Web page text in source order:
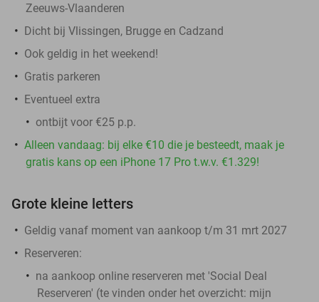
Zeeuws-Vlaanderen
Dicht bij Vlissingen, Brugge en Cadzand
Ook geldig in het weekend!
Gratis parkeren
Eventueel extra
ontbijt voor €25 p.p.
Alleen vandaag: bij elke €10 die je besteedt, maak je
gratis kans op een iPhone 17 Pro t.w.v. €1.329!
Grote kleine letters
Geldig vanaf moment van aankoop t/m 31 mrt 2027
Reserveren:
na aankoop online reserveren met 'Social Deal
Reserveren' (te vinden onder het overzicht: mijn